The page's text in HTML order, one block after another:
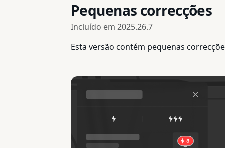
Pequenas correcções
Incluído em 2025.26.7
Esta versão contém pequenas